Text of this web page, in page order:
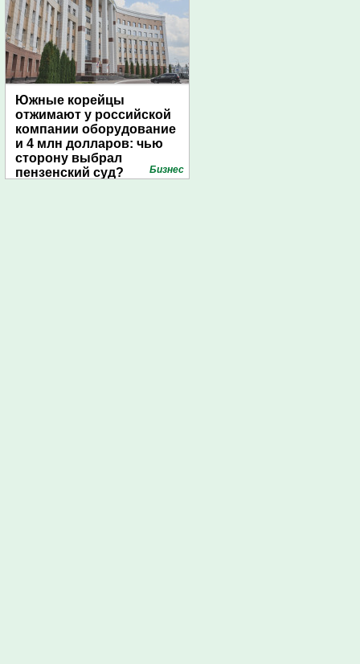
Южные корейцы
отжимают у российской
компании оборудование
и 4 млн долларов: чью
сторону выбрал
пензенский суд?
Бизнес